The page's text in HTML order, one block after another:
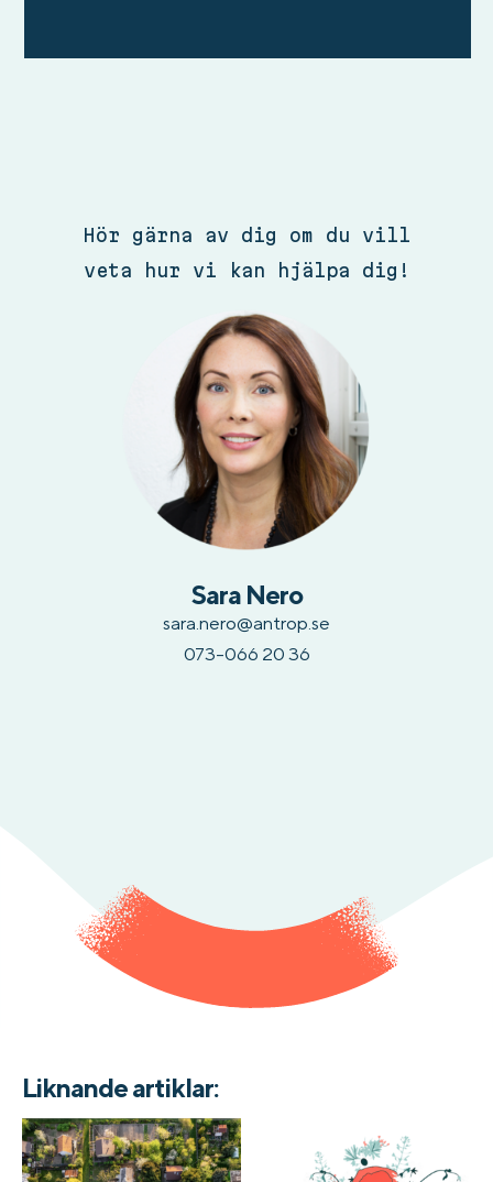
Hör gärna av dig om du vill
veta hur vi kan hjälpa dig!
Sara Nero
sara.nero@antrop.se
073-066 20 36
Liknande artiklar: